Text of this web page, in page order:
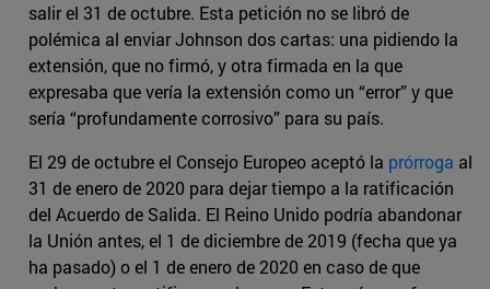
salir el 31 de octubre. Esta petición no se libró de
polémica al enviar Johnson dos cartas: una pidiendo la
extensión, que no firmó, y otra firmada en la que
expresaba que vería la extensión como un “error” y que
sería “profundamente corrosivo” para su país.
El 29 de octubre el Consejo Europeo aceptó la prórroga al
31 de enero de 2020 para dejar tiempo a la ratificación
del Acuerdo de Salida. El Reino Unido podría abandonar
la Unión antes, el 1 de diciembre de 2019 (fecha que ya
ha pasado) o el 1 de enero de 2020 en caso de que